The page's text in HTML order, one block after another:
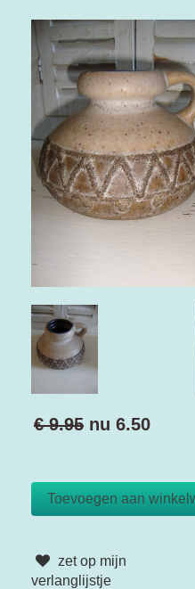
€ 9.95 nu 6.50
zet op mijn
verlanglijstje